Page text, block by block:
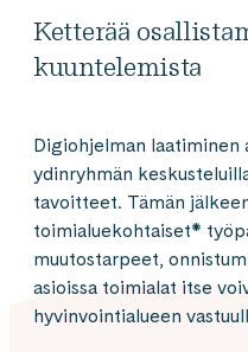
Ketterää
kuuntelemista
Digiohjelman laatiminen
ydinryhmän
tavoitteet. Tämän
toimialuekohtaiset*
muutostarpeet,
asioissa toimialat itse
hyvinvointialueen